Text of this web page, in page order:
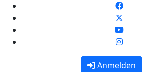
Anmelden